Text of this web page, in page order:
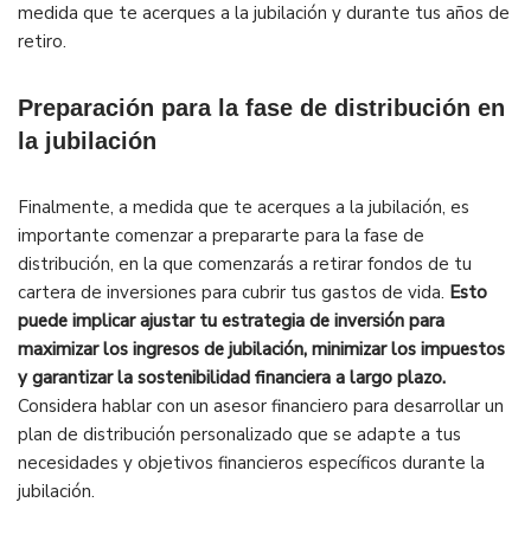
medida que te acerques a la jubilación y durante tus años de
retiro.
Preparación para la fase de distribución en
la jubilación
Finalmente, a medida que te acerques a la jubilación, es
importante comenzar a prepararte para la fase de
distribución, en la que comenzarás a retirar fondos de tu
cartera de inversiones para cubrir tus gastos de vida. Esto
puede implicar ajustar tu estrategia de inversión para
maximizar los ingresos de jubilación, minimizar los impuestos
y garantizar la sostenibilidad financiera a largo plazo.
Considera hablar con un asesor financiero para desarrollar un
plan de distribución personalizado que se adapte a tus
necesidades y objetivos financieros específicos durante la
jubilación.